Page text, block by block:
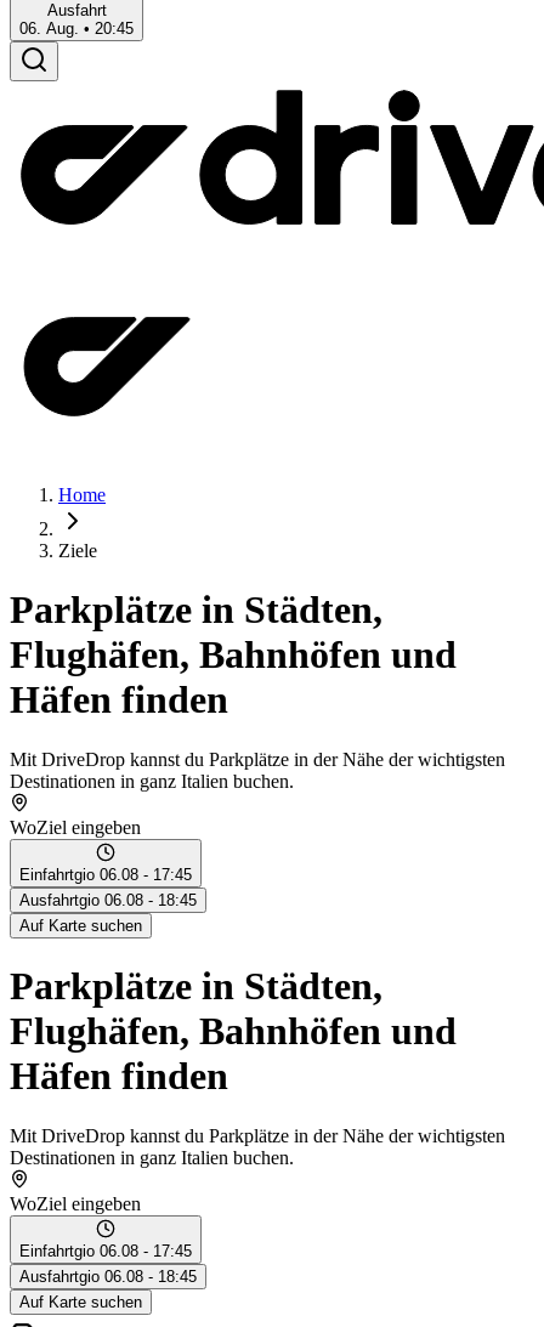
Ausfahrt
06. Aug. • 20:45
Home
Ziele
Parkplätze in Städten,
Flughäfen, Bahnhöfen und
Häfen finden
Mit DriveDrop kannst du Parkplätze in der Nähe der wichtigsten
Destinationen in ganz Italien buchen.
WoZiel eingeben
Einfahrtgio 06.08 - 17:45
Ausfahrtgio 06.08 - 18:45
Auf Karte suchen
Parkplätze in Städten,
Flughäfen, Bahnhöfen und
Häfen finden
Mit DriveDrop kannst du Parkplätze in der Nähe der wichtigsten
Destinationen in ganz Italien buchen.
WoZiel eingeben
Einfahrtgio 06.08 - 17:45
Ausfahrtgio 06.08 - 18:45
Auf Karte suchen